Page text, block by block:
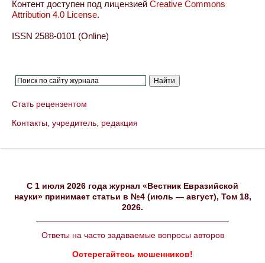
Контент доступен под лицензией Creative Commons
Attribution 4.0 License.
ISSN 2588-0101 (Online)
Стать рецензентом
Контакты, учредитель, редакция
C 1 июля 2026 года журнал «Вестник Евразийской
науки» принимает статьи в №4 (июль — август), Том 18,
2026.
Ответы на часто задаваемые вопросы авторов
Остерегайтесь мошенников!